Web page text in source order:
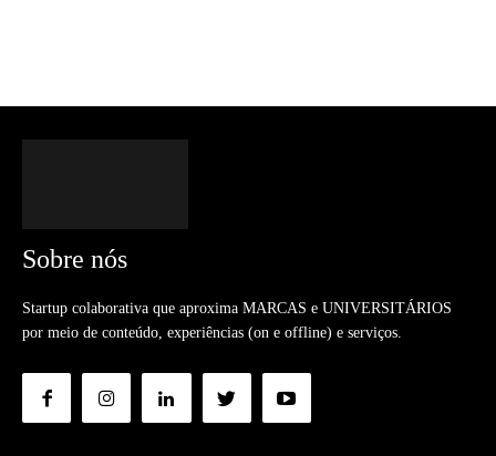
Sobre nós
Startup colaborativa que aproxima MARCAS e UNIVERSITÁRIOS
por meio de conteúdo, experiências (on e offline) e serviços.